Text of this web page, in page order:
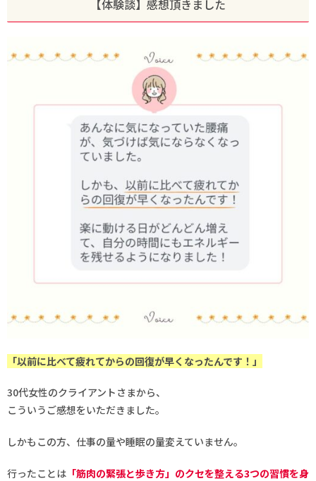
【体験談】感想頂きました
「以前に比べて疲れてからの回復が早くなったんです！」
30代女性のクライアントさまから、
こういうご感想をいただきました。
しかもこの方、仕事の量や睡眠の量変えていません。
行ったことは 「筋肉の緊張と歩き方」のクセを整える3つの習慣を身